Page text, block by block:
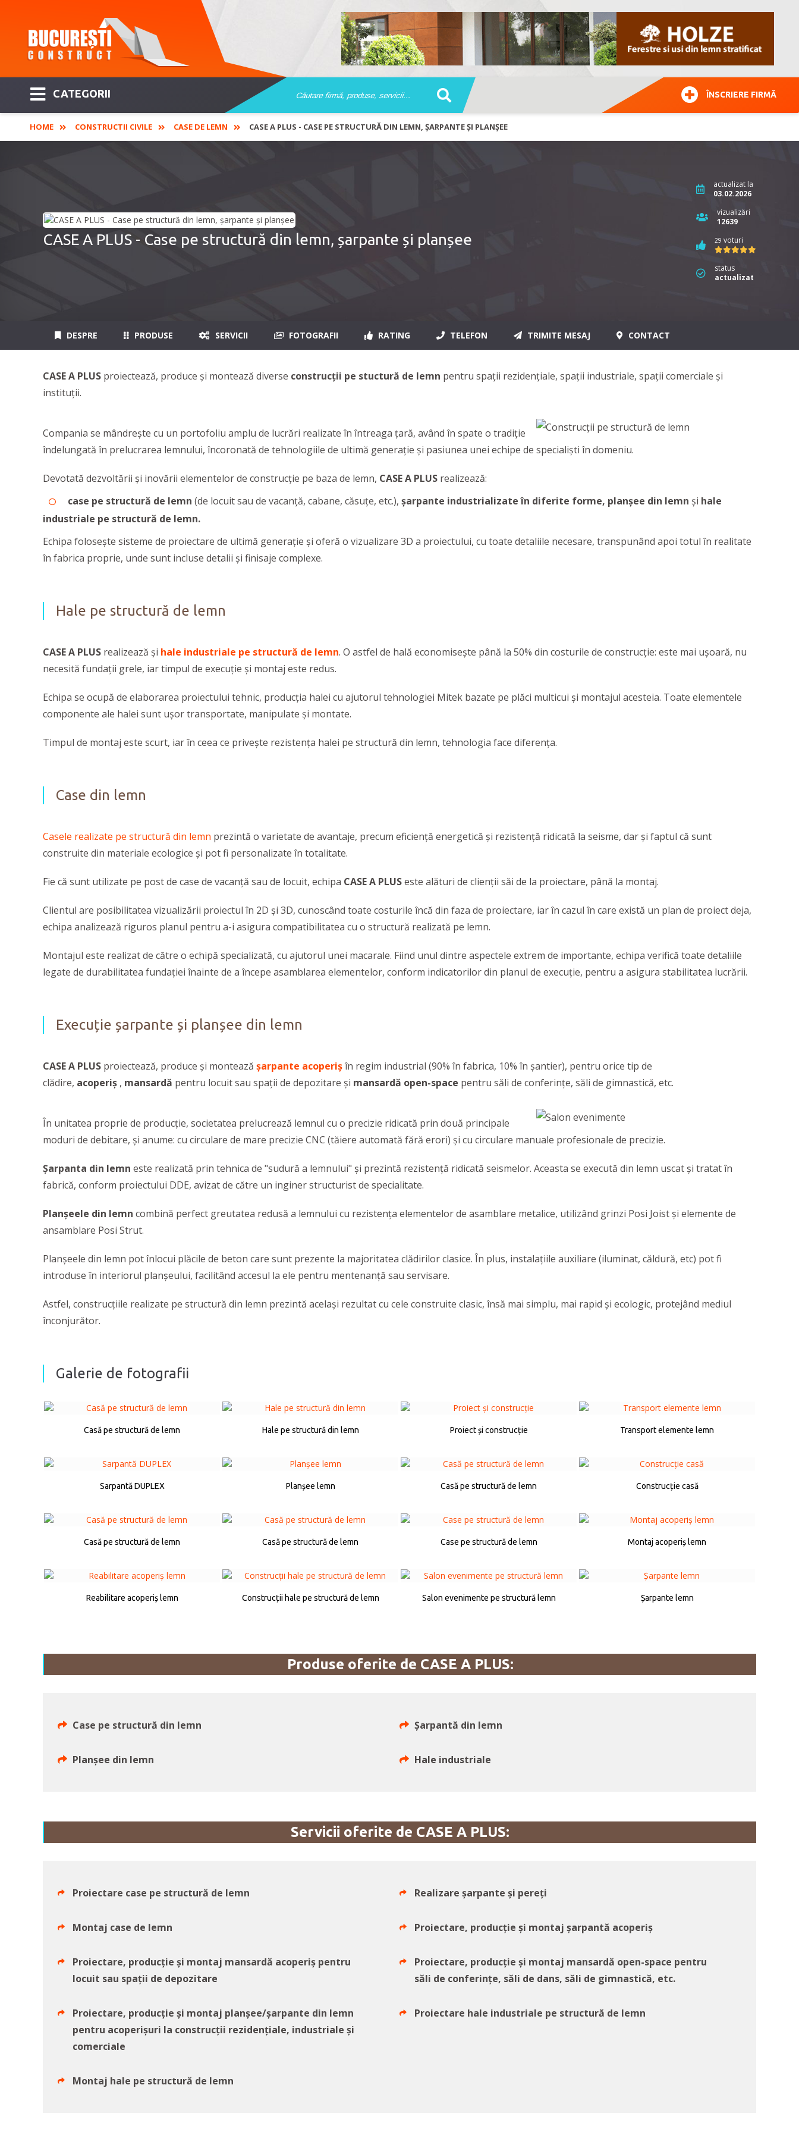
CATEGORII ÎNSCRIERE FIRMĂ
HOME CONSTRUCTII CIVILE CASE DE LEMN CASE A PLUS - CASE PE STRUCTURĂ DIN LEMN, ȘARPANTE ȘI PLANȘEE
CASE A PLUS - Case pe structură din lemn, șarpante și planșee
actualizat la
03.02.2026
vizualizări
12639
29 voturi
status
actualizat
DESPRE PRODUSE SERVICII FOTOGRAFII RATING TELEFON TRIMITE MESAJ CONTACT
CASE A PLUS proiectează, produce și montează diverse construcții pe stuctură de lemn pentru spații rezidențiale, spații industriale, spații comerciale și
instituții.
Compania se mândrește cu un portofoliu amplu de lucrări realizate în întreaga țară, având în spate o tradiție
îndelungată în prelucrarea lemnului, încoronată de tehnologiile de ultimă generație și pasiunea unei echipe de specialiști în domeniu.
Devotată dezvoltării și inovării elementelor de construcție pe baza de lemn, CASE A PLUS realizează:
case pe structură de lemn (de locuit sau de vacanță, cabane, căsuțe, etc.), șarpante industrializate în diferite forme, planșee din lemn și hale
industriale pe structură de lemn.
Echipa folosește sisteme de proiectare de ultimă generație și oferă o vizualizare 3D a proiectului, cu toate detaliile necesare, transpunând apoi totul în realitate
în fabrica proprie, unde sunt incluse detalii și finisaje complexe.
Hale pe structură de lemn
CASE A PLUS realizează și hale industriale pe structură de lemn. O astfel de hală economisește până la 50% din costurile de construcție: este mai ușoară, nu
necesită fundații grele, iar timpul de execuție și montaj este redus.
Echipa se ocupă de elaborarea proiectului tehnic, producția halei cu ajutorul tehnologiei Mitek bazate pe plăci multicui și montajul acesteia. Toate elementele
componente ale halei sunt ușor transportate, manipulate și montate.
Timpul de montaj este scurt, iar în ceea ce privește rezistența halei pe structură din lemn, tehnologia face diferența.
Case din lemn
Casele realizate pe structură din lemn prezintă o varietate de avantaje, precum eficiență energetică și rezistență ridicată la seisme, dar și faptul că sunt
construite din materiale ecologice și pot fi personalizate în totalitate.
Fie că sunt utilizate pe post de case de vacanță sau de locuit, echipa CASE A PLUSeste alături de clienții săi de la proiectare, până la montaj.
Clientul are posibilitatea vizualizării proiectul în 2D și 3D, cunoscând toate costurile încă din faza de proiectare, iar în cazul în care există un plan de proiect deja,
echipa analizează riguros planul pentru a-i asigura compatibilitatea cu o structură realizată pe lemn.
Montajul este realizat de către o echipă specializată, cu ajutorul unei macarale. Fiind unul dintre aspectele extrem de importante, echipa verifică toate detaliile
legate de durabilitatea fundației înainte de a începe asamblarea elementelor, conform indicatorilor din planul de execuție, pentru a asigura stabilitatea lucrării.
Execuție șarpante și planșee din lemn
CASE A PLUS proiectează, produce și montează șarpante acoperișîn regim industrial (90% în fabrica, 10% în șantier), pentru orice tip de
clădire, acoperiș , mansardă pentru locuit sau spații de depozitare și mansardă open-space pentru săli de conferințe, săli de gimnastică, etc.
În unitatea proprie de producție, societatea prelucrează lemnul cu o precizie ridicată prin două principale
moduri de debitare, și anume: cu circulare de mare precizie CNC (tăiere automată fără erori) și cu circulare manuale profesionale de precizie.
Șarpanta din lemn este realizată prin tehnica de "sudură a lemnului" și prezintă rezistență ridicată seismelor. Aceasta se execută din lemn uscat și tratat în
fabrică, conform proiectului DDE, avizat de către un inginer structurist de specialitate.
Planșeele din lemn combină perfect greutatea redusă a lemnului cu rezistența elementelor de asamblare metalice, utilizând grinzi Posi Joist și elemente de
ansamblare Posi Strut.
Planșeele din lemn pot înlocui plăcile de beton care sunt prezente la majoritatea clădirilor clasice. În plus, instalațiile auxiliare (iluminat, căldură, etc) pot fi
introduse în interiorul planșeului, facilitând accesul la ele pentru mentenanță sau servisare.
Astfel, construcțiile realizate pe structură din lemn prezintă același rezultat cu cele construite clasic, însă mai simplu, mai rapid și ecologic, protejând mediul
înconjurător.
Galerie de fotografii
Casă pe structură de lemn Hale pe structură din lemn Proiect și construcție Transport elemente lemn
Sarpantă DUPLEX Planșee lemn Casă pe structură de lemn Construcție casă
Casă pe structură de lemn Casă pe structură de lemn Case pe structură de lemn Montaj acoperiș lemn
Reabilitare acoperiș lemn Construcții hale pe structură de lemn Salon evenimente pe structură lemn Șarpante lemn
Produse oferite de CASE A PLUS:
Case pe structură din lemn Șarpantă din lemn
Planșee din lemn Hale industriale
Servicii oferite de CASE A PLUS:
Proiectare case pe structură de lemn Realizare șarpante și pereți
Montaj case de lemn Proiectare, producție și montaj șarpantă acoperiș
Proiectare, producție și montaj mansardă acoperiș pentru
locuit sau spații de depozitare
Proiectare, producție și montaj mansardă open-space pentru
săli de conferințe, săli de dans, săli de gimnastică, etc.
Proiectare, producție și montaj planșee/șarpante din lemn
pentru acoperișuri la construcții rezidențiale, industriale și
comerciale
Proiectare hale industriale pe structură de lemn
Montaj hale pe structură de lemn